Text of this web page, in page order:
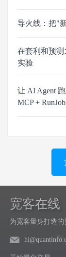
导火线：把"
在套利和预
实验
让 AI Agent
MCP +
宽客在线
为宽客量身打造